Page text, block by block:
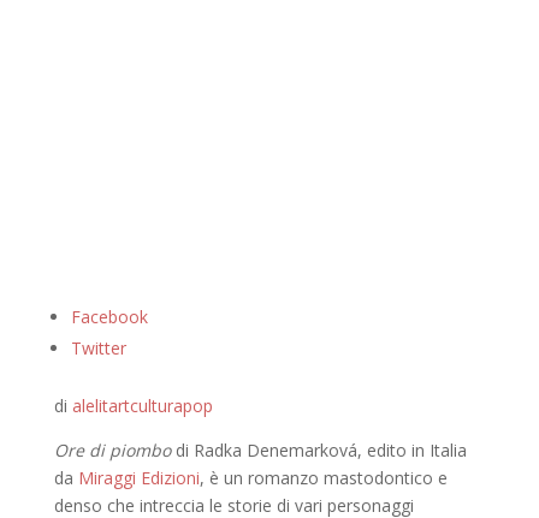
Facebook
Twitter
di alelitartculturapop
Ore di piombodi Radka Denemarková, edito in Italia
da Miraggi Edizioni, è un romanzo mastodontico e
denso che intreccia le storie di vari personaggi